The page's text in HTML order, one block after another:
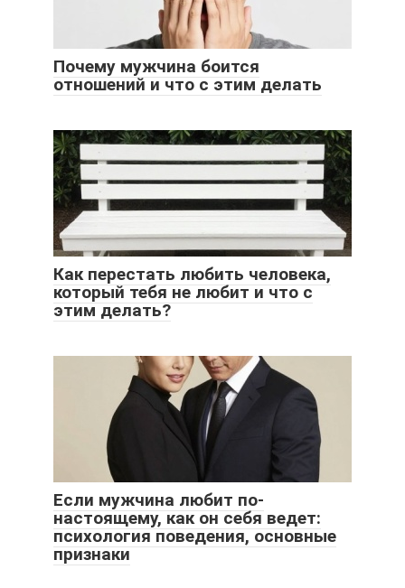
Почему мужчина боится
отношений и что с этим делать
Как перестать любить человека,
который тебя не любит и что с
этим делать?
Если мужчина любит по-
настоящему, как он себя ведет:
психология поведения, основные
признаки